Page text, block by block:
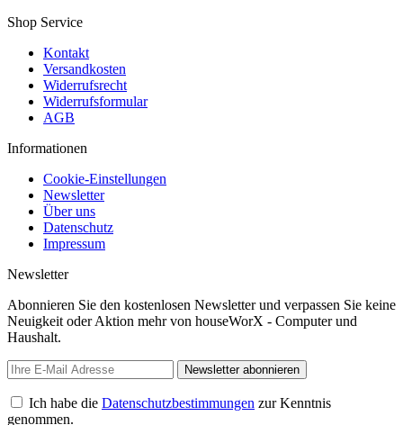
Shop Service
Kontakt
Versandkosten
Widerrufsrecht
Widerrufsformular
AGB
Informationen
Cookie-Einstellungen
Newsletter
Über uns
Datenschutz
Impressum
Newsletter
Abonnieren Sie den kostenlosen Newsletter und verpassen Sie keine
Neuigkeit oder Aktion mehr von houseWorX - Computer und
Haushalt.
Newsletter abonnieren
Ich habe die Datenschutzbestimmungen zur Kenntnis
genommen.